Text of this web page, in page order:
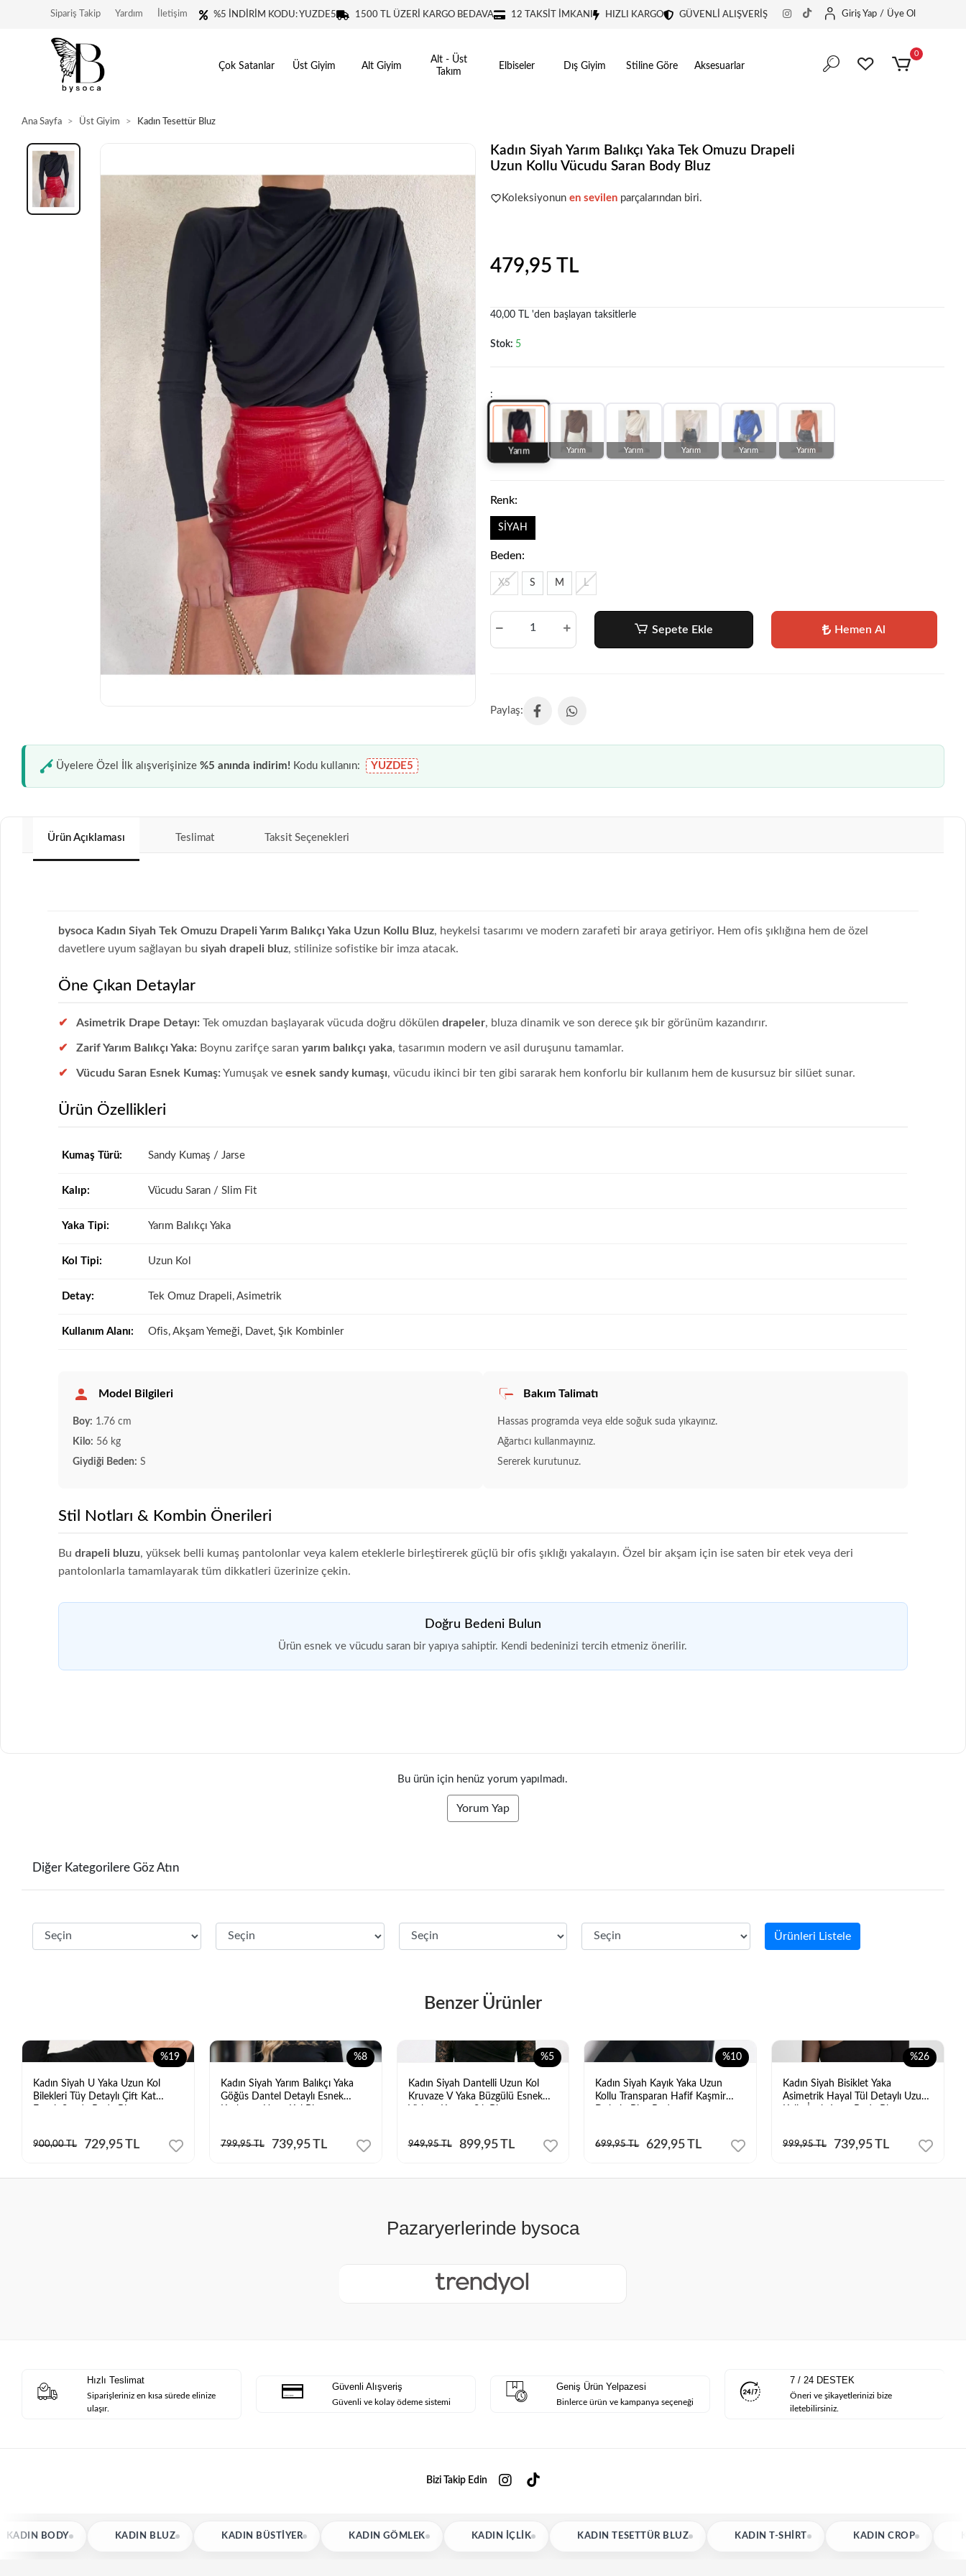
%5 İNDİRİM KODU: YUZDE5 1500 TL ÜZERİ KARGO BEDAVA 12 TAKSİT İMKANI HIZLI KARGO GÜVENLİ ALIŞVERİŞ
Sipariş Takip Yardım İletişim Giriş Yap / Üye Ol
Çok Satanlar Üst Giyim Alt Giyim
Alt - Üst
Takım
Elbiseler Dış Giyim Stiline Göre Aksesuarlar
0
Ana Sayfa Üst Giyim Kadın Tesettür Bluz
Kadın Siyah Yarım Balıkçı Yaka Tek Omuzu Drapeli
Uzun Kollu Vücudu Saran Body Bluz
Popüler seçim!Gardırobunuz için harika bir tercih.
Koleksiyonun en sevilenparçalarından biri.
479,95 TL
40,00 TL 'den başlayan taksitlerle
Stok: 5
:
Yarım Yarım Yarım Yarım Yarım Yarım
Renk:
SİYAH
Beden:
XS S M L
Sepete Ekle Hemen Al
Üyelere Özel İlk alışverişinize%5 anında indirim! Kodu kullanın: YUZDE5
Ürün Açıklaması Teslimat Taksit Seçenekleri
bysoca Kadın Siyah Tek Omuzu Drapeli Yarım Balıkçı Yaka Uzun Kollu Bluz, heykelsi tasarımı ve modern zarafeti bir araya getiriyor. Hem ofis şıklığına hem de özel
davetlere uyum sağlayan busiyah drapeli bluz, stilinize sofistike bir imza atacak.
Öne Çıkan Detaylar
Asimetrik Drape Detayı: Tek omuzdan başlayarak vücuda doğru dökülendrapeler, bluza dinamik ve son derece şık bir görünüm kazandırır.
Zarif Yarım Balıkçı Yaka: Boynu zarifçe saranyarım balıkçı yaka, tasarımın modern ve asil duruşunu tamamlar.
Vücudu Saran Esnek Kumaş: Yumuşak veesnek sandy kumaşı, vücudu ikinci bir ten gibi sararak hem konforlu bir kullanım hem de kusursuz bir silüet sunar.
Ürün Özellikleri
Kumaş Türü: Sandy Kumaş / Jarse
Kalıp: Vücudu Saran / Slim Fit
Yaka Tipi: Yarım Balıkçı Yaka
Kol Tipi: Uzun Kol
Detay: Tek Omuz Drapeli, Asimetrik
Kullanım Alanı: Ofis, Akşam Yemeği, Davet, Şık Kombinler
Model Bilgileri
Boy: 1.76 cm
Kilo: 56 kg
Giydiği Beden: S
Bakım Talimatı
Hassas programda veya elde soğuk suda yıkayınız.
Ağartıcı kullanmayınız.
Sererek kurutunuz.
Stil Notları & Kombin Önerileri
Budrapeli bluzu, yüksek belli kumaş pantolonlar veya kalem eteklerle birleştirerek güçlü bir ofis şıklığı yakalayın. Özel bir akşam için ise saten bir etek veya deri
pantolonlarla tamamlayarak tüm dikkatleri üzerinize çekin.
Doğru Bedeni Bulun
Ürün esnek ve vücudu saran bir yapıya sahiptir. Kendi bedeninizi tercih etmeniz önerilir.
Bu ürün için henüz yorum yapılmadı.
Yorum Yap
Diğer Kategorilere Göz Atın
Ürünleri Listele
Benzer Ürünler
%19
Kadın Siyah U Yaka Uzun Kol
Bilekleri Tüy Detaylı Çift Kat
900,00 TL 729,95 TL
%8
Kadın Siyah Yarım Balıkçı Yaka
Göğüs Dantel Detaylı Esnek
799,95 TL 739,95 TL
%5
Kadın Siyah Dantelli Uzun Kol
Kruvaze V Yaka Büzgülü Esnek
949,95 TL 899,95 TL
%10
Kadın Siyah Kayık Yaka Uzun
Kollu Transparan Hafif Kaşmir
699,95 TL 629,95 TL
%26
Kadın Siyah Bisiklet Yaka
Asimetrik Hayal Tül Detaylı Uzun
999,95 TL 739,95 TL
Hızlı Teslimat
Siparişleriniz en kısa sürede elinize
ulaşır.
Güvenli Alışveriş
Güvenli ve kolay ödeme sistemi
Geniş Ürün Yelpazesi
Binlerce ürün ve kampanya seçeneği
7 / 24 DESTEK
Öneri ve şikayetlerinizi bize
iletebilirsiniz.
Bizi Takip Edin
KADIN BLUZ KADIN BÜSTIYER KADIN GÖMLEK KADIN İÇLIK KADIN TESETTÜR BLUZ KADIN T-SHIRT KADIN CROP KADIN HIRKA